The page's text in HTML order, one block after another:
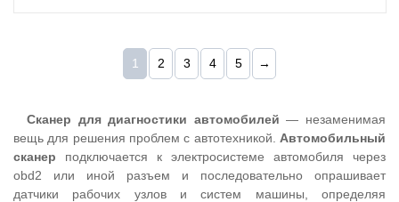
1 2 3 4 →
5
Сканер для диагностики автомобилей — незаменимая
вещь для решения проблем с автотехникой.
Автомобильный
сканер
подключается к электросистеме автомобиля через
obd2 или иной разъем и последовательно опрашивает
датчики рабочих узлов и систем машины, определяя